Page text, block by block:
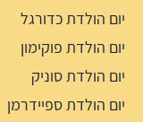
יום הולדת כדורגל
יום הולדת פוקימון
יום הולדת סוניק
יום הולדת ספיידרמן